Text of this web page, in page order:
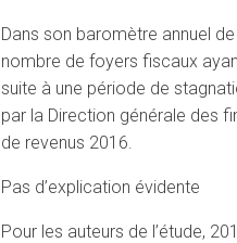
Dans son baromètre annuel de
nombre de foyers fiscaux
suite à une période de
par la Direction générale des
de revenus 2016.
Pas d’explication évidente
Pour les auteurs de l’étude,